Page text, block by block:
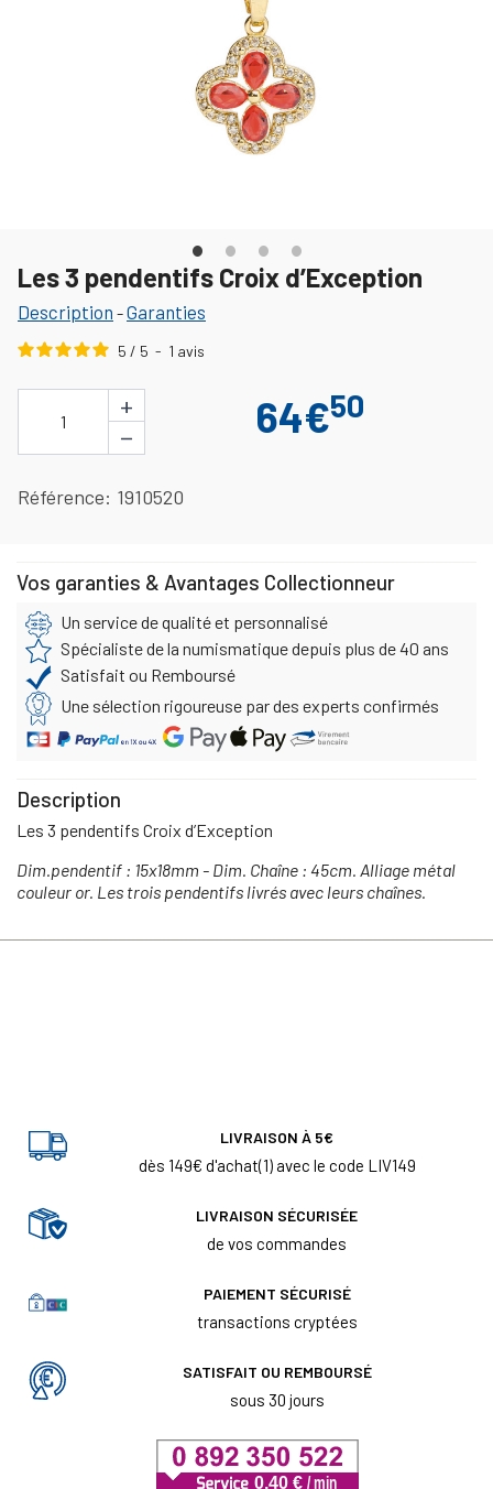
Les 3 pendentifs Croix d’Exception
Description -Garanties
5 / 5 - 1 avis
1
+
−
64€50
Référence 1910520
Vos garanties & Avantages Collectionneur
Un service de qualité et personnalisé
Spécialiste de la numismatique depuis plus de 40 ans
Satisfait ou Remboursé
Une sélection rigoureuse par des experts confirmés
Description
Les 3 pendentifs Croix d’Exception
Dim.pendentif : 15x18mm - Dim. Chaîne : 45cm. Alliage métal
couleur or. Les trois pendentifs livrés avec leurs chaînes.
LIVRAISON À 5€
dès 149€ d'achat(1) avec le code LIV149
LIVRAISON SÉCURISÉE
de vos commandes
PAIEMENT SÉCURISÉ
transactions cryptées
SATISFAIT OU REMBOURSÉ
sous 30 jours